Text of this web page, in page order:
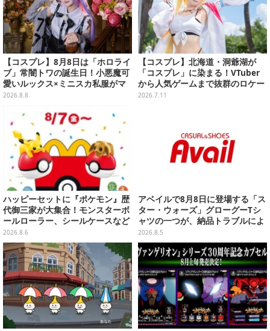
【コスプレ】8月8日は「ホロライ
ブ」常闇トワの誕生日！小悪魔可
愛いルックス×ミニスカ私服がマ
ジ天使すぎな美女レイヤーまとめ
2026.8.8
【コスプレ】北海道・洞爺湖が
「コスプレ」に染まる！VTuber
から人気ゲームまで抜群のロケー
ションも必見な美女レイヤー10選
2026.7.11
ハッピーセットに『ポケモン』歴
代御三家が大集合！モンスターボ
ールローラー、シールケースなど
全12種
2026.8.6
アベイルで8月8日に登場する「ス
ター・ウォーズ」グローグーTシ
ャツの一つが、納品トラブルによ
り販売日変更へ
2026.8.5